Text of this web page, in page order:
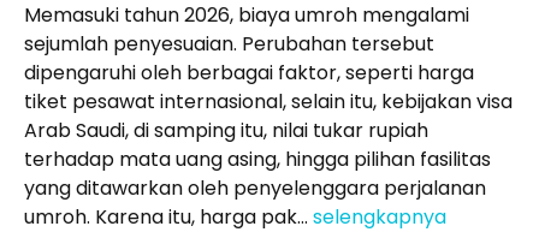
Memasuki tahun 2026, biaya umroh mengalami
sejumlah penyesuaian. Perubahan tersebut
dipengaruhi oleh berbagai faktor, seperti harga
tiket pesawat internasional, selain itu, kebijakan visa
Arab Saudi, di samping itu, nilai tukar rupiah
terhadap mata uang asing, hingga pilihan fasilitas
yang ditawarkan oleh penyelenggara perjalanan
umroh. Karena itu, harga pak... selengkapnya